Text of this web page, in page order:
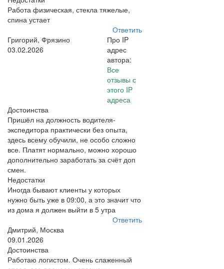
Работа физическая, стекла тяжелые,
спина устает
Ответить
Григорий, Фрязино
03.02.2026
Про IP
адрес
автора:
Все
отзывы с
этого IP
адреса
Достоинства
Пришёл на должность водителя-
экспедитора практически без опыта,
здесь всему обучили, не особо сложно
все. Платят нормально, можно хорошо
дополнительно заработать за счёт доп
смен.
Недостатки
Иногда бывают клиенты у которых
нужно быть уже в 09:00, а это значит что
из дома я должен выйти в 5 утра
Ответить
Дмитрий, Москва
09.01.2026
Достоинства
Работаю логистом. Очень слаженный